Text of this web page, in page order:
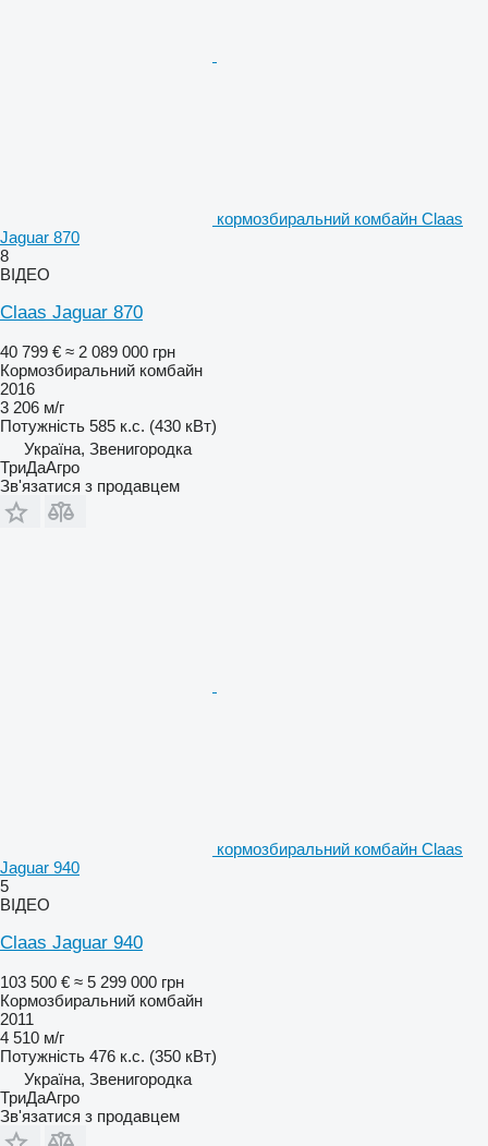
кормозбиральний комбайн Claas
Jaguar 870
8
ВІДЕО
Claas Jaguar 870
40 799 € ≈ 2 089 000 грн
Кормозбиральний комбайн
2016
3 206 м/г
Потужність 585 к.с. (430 кВт)
Україна, Звенигородка
ТриДаАгро
Зв'язатися з продавцем
кормозбиральний комбайн Claas
Jaguar 940
5
ВІДЕО
Claas Jaguar 940
103 500 € ≈ 5 299 000 грн
Кормозбиральний комбайн
2011
4 510 м/г
Потужність 476 к.с. (350 кВт)
Україна, Звенигородка
ТриДаАгро
Зв'язатися з продавцем